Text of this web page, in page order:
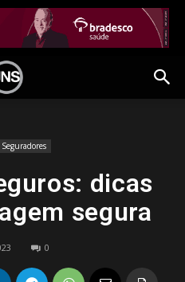
Seguradores
dicas
segura
0